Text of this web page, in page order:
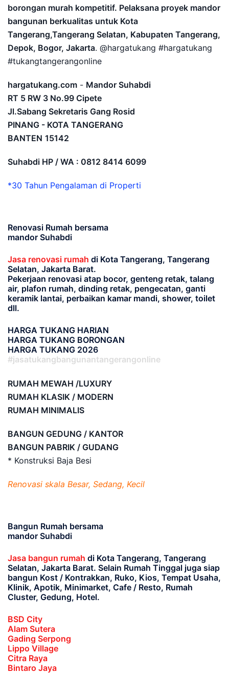
borongan murah kompetitif. Pelaksana proyek mandor
bangunan berkualitas untuk Kota
Tangerang,Tangerang Selatan, Kabupaten Tangerang,
Depok, Bogor, Jakarta. @hargatukang #hargatukang
#tukangtangerangonline
hargatukang.com - Mandor Suhabdi
RT 5 RW 3 No.99 Cipete
Jl.Sabang Sekretaris Gang Rosid
PINANG - KOTA TANGERANG
BANTEN 15142
Suhabdi HP / WA : 0812 8414 6099
*30 Tahun Pengalaman di Properti
Renovasi Rumah bersama
mandor Suhabdi
Jasa renovasi rumah di Kota Tangerang, Tangerang
Selatan, Jakarta Barat.
Pekerjaan renovasi atap bocor, genteng retak, talang
air, plafon rumah, dinding retak, pengecatan, ganti
keramik lantai, perbaikan kamar mandi, shower, toilet
dll.
HARGA TUKANG HARIAN
HARGA TUKANG BORONGAN
HARGA TUKANG 2026
#jasatukangbangunantangerangonline
RUMAH MEWAH /LUXURY
RUMAH KLASIK / MODERN
RUMAH MINIMALIS
BANGUN GEDUNG / KANTOR
BANGUN PABRIK / GUDANG
* Konstruksi Baja Besi
Renovasi skala Besar, Sedang, Kecil
Bangun Rumah bersama
mandor Suhabdi
Jasa bangun rumah di Kota Tangerang, Tangerang
Selatan, Jakarta Barat. Selain Rumah Tinggal juga siap
bangun Kost / Kontrakkan, Ruko, Kios, Tempat Usaha,
Klinik, Apotik, Minimarket, Cafe / Resto, Rumah
Cluster, Gedung, Hotel.
BSD City
Alam Sutera
Gading Serpong
Lippo Village
Citra Raya
Bintaro Jaya